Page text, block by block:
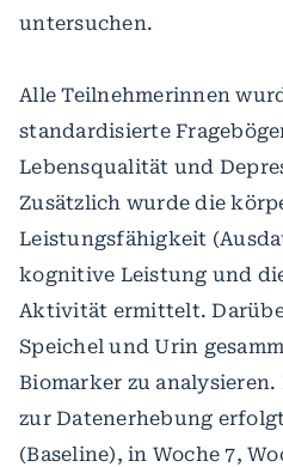
untersuchen.
Alle Teilnehmerinnen
standardisierte
Lebensqualität und
Zusätzlich wurde die
Leistungsfähigkeit
kognitive Leistung und
Aktivität ermittelt.
Speichel und Urin
Biomarker zu
zur Datenerhebung
(Baseline), in Woche 7,